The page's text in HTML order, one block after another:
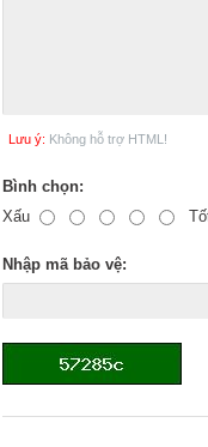
Lưu ý: Không hỗ trợ HTML!
Bình chọn:
Xấu
Nhập mã bảo vệ: